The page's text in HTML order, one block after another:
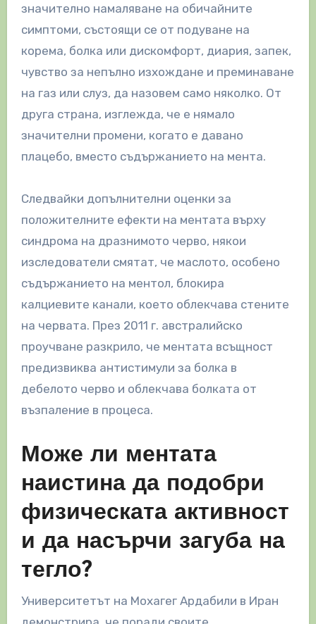
значително намаляване на обичайните
симптоми, състоящи се от подуване на
корема, болка или дискомфорт, диария, запек,
чувство за непълно изхождане и преминаване
на газ или слуз, да назовем само няколко. От
друга страна, изглежда, че е нямало
значителни промени, когато е давано
плацебо, вместо съдържанието на мента.
Следвайки допълнителни оценки за
положителните ефекти на ментата върху
синдрома на дразнимото черво, някои
изследователи смятат, че маслото, особено
съдържанието на ментол, блокира
калциевите канали, което облекчава стените
на червата. През 2011 г. австралийско
проучване разкрило, че ментата всъщност
предизвиква антистимули за болка в
дебелото черво и облекчава болката от
възпаление в процеса.
Може ли ментата
наистина да подобри
физическата активност
и да насърчи загуба на
тегло?
Университетът на Мохагег Ардабили в Иран